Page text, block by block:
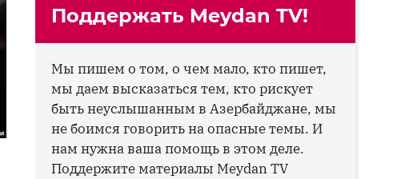
Поддержать Meydan TV!
Мы пишем о том, о чем мало, кто пишет,
мы даем высказаться тем, кто рискует
быть неуслышанным в Азербайджане, мы
не боимся говорить на опасные темы. И
нам нужна ваша помощь в этом деле.
Поддержите материалы Meydan TV